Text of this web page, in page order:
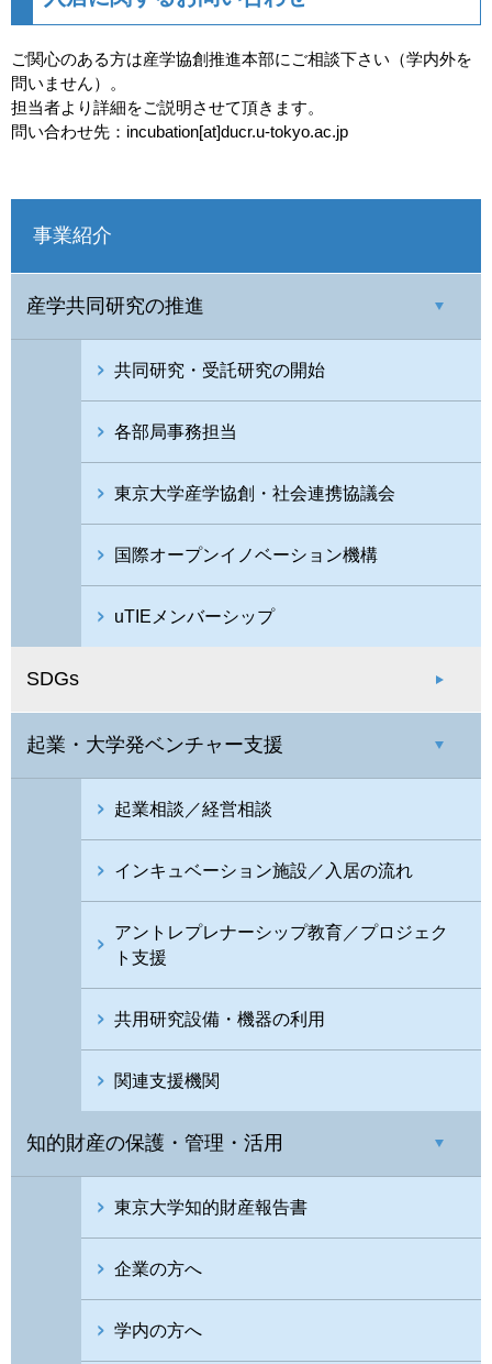
ご関心のある方は産学協創推進本部にご相談下さい（学内外を
問いません）。
担当者より詳細をご説明させて頂きます。
問い合わせ先：incubation[at]ducr.u-tokyo.ac.jp
事業紹介
産学共同研究の推進
共同研究・受託研究の開始
各部局事務担当
東京大学産学協創・社会連携協議会
国際オープンイノベーション機構
uTIEメンバーシップ
SDGs
起業・大学発ベンチャー支援
起業相談／経営相談
インキュベーション施設／入居の流れ
アントレプレナーシップ教育／プロジェク
ト支援
共用研究設備・機器の利用
関連支援機関
知的財産の保護・管理・活用
東京大学知的財産報告書
企業の方へ
学内の方へ